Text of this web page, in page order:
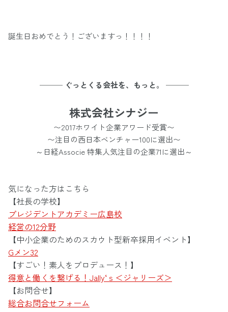
誕生日おめでとう！ございますっ！！！！
─── ぐっとくる会社を、もっと。 ───
株式会社シナジー
〜2017ホワイト企業アワード受賞〜
〜注目の西日本ベンチャー100に選出〜
～日経Associe 特集人気注目の企業71に選出～
気になった方はこちら
【社長の学校】
プレジデントアカデミー広島校
経営の12分野
【中小企業のためのスカウト型新卒採用イベント】
Gメン32
【すごい！素人をプロデュース！】
得意と働くを繋げる！Jally‘ｓ＜ジャリーズ＞
【お問合せ】
総合お問合せフォーム